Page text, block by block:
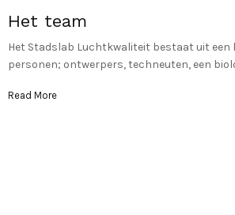
Het team
Het Stadslab Luchtkwaliteit bestaat uit een
personen; ontwerpers, techneuten, een
Read More